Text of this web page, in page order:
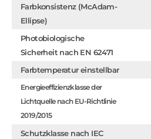
Farbkonsistenz (McAdam-
Ellipse)
Photobiologische
Sicherheit nach EN 62471
Farbtemperatur einstellbar
Energieeffizienzklasse der
Lichtquelle nach EU-Richtlinie
2019/2015
Schutzklasse nach IEC